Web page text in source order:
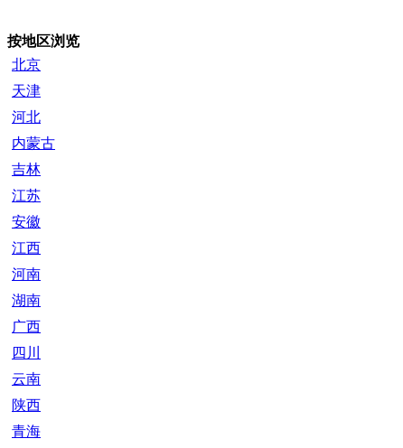
按地区浏览
北京
天津
河北
内蒙古
吉林
江苏
安徽
江西
河南
湖南
广西
四川
云南
陕西
青海